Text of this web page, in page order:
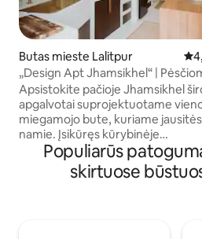
Butas mieste Lalitpur
„Design Apt Jhamsikhel“ |
pasiekiamas kūrybos centras
Apsistokite pačioje Jhamsikhel
apgalvotai suprojektuotame
miegamojo bute, kuriame
namie. Įsikūręs kūrybinėje
bendruomenės erdvėje „Sattya“,
už kelių minučių kelio pėsčiomis
kavinės, restoranai ir būtiniausi
Populiarūs
skirtuose